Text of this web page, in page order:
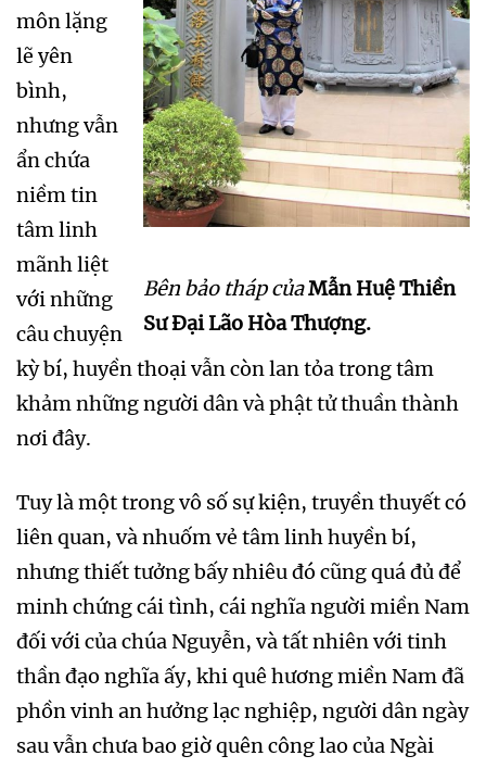
Bên bảo tháp củaMẫn Huệ Thiền
Sư Đại Lão Hòa Thượng.
môn lặng
lẽ yên
bình,
nhưng vẫn
ẩn chứa
niềm tin
tâm linh
mãnh liệt
với những
câu chuyện
kỳ bí, huyền thoại vẫn còn lan tỏa trong tâm
khảm những người dân và phật tử thuần thành
nơi đây.
Tuy là một trong vô số sự kiện, truyền thuyết có
liên quan, và nhuốm vẻ tâm linh huyền bí,
nhưng thiết tưởng bấy nhiêu đó cũng quá đủ để
minh chứng cái tình, cái nghĩa người miền Nam
đối với của chúa Nguyễn, và tất nhiên với tinh
thần đạo nghĩa ấy, khi quê hương miền Nam đã
phồn vinh an hưởng lạc nghiệp, người dân ngày
sau vẫn chưa bao giờ quên công lao của Ngài